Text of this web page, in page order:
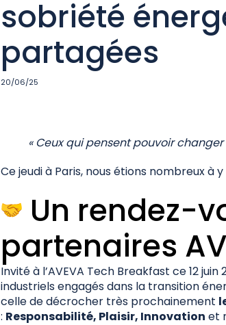
sobriété
partagées
20/06/25
« Ceux qui pensent pouvoir
Ce jeudi à Paris, nous étions nombreux
Un rendez-
partenaires
Invité à l’AVEVA Tech Breakfast ce 12
industriels engagés dans la transition
celle de décrocher très prochainement
: Responsabilité, Plaisir, Innovation et